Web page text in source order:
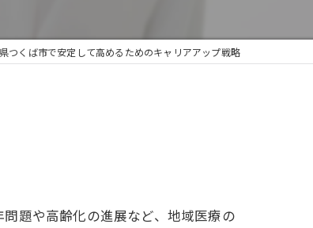
つくば市で安定して高めるためのキャリアアップ戦略
題や高齢化の進展など、地域医療の